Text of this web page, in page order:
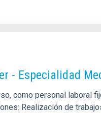
- Especialidad
como personal laboral
Realización de